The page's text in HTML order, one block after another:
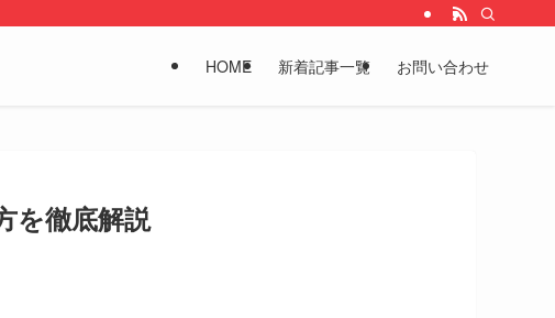
HOME 新着記事一覧 お問い合わせ
を徹底解説